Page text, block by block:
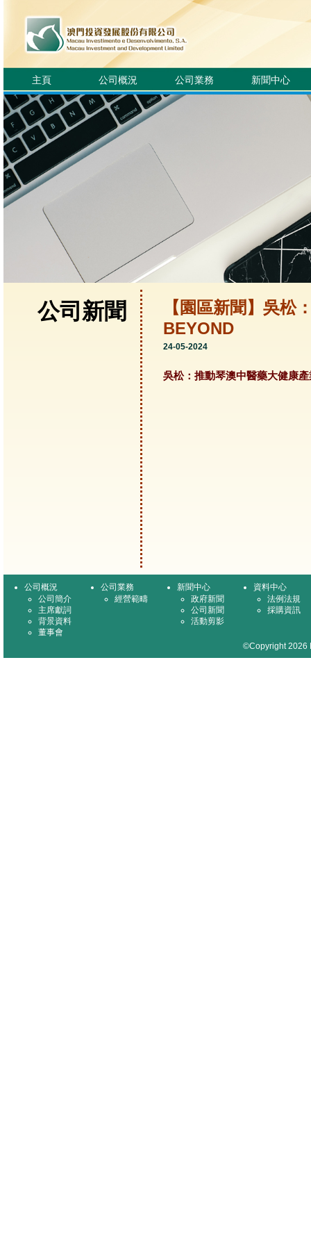
主頁 公司概況 公司業務 新聞中心
公司新聞
【園區新聞】吳松
BEYOND
24-05-2024
吳松：推動琴澳中醫藥大健康
公司概況
公司簡介
主席獻詞
背景資料
董事會
公司業務
經營範疇
新聞中心
政府新聞
公司新聞
活動剪影
資料中心
法例法規
採購資訊
©Copyright 2026